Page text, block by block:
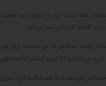
شما است. این به سازمان شما
افتخار کارمندان شما می‌شود.
باشد، هنگامی که می‌خواهند برای
زیرا آن برند را دوست دارند.
خدماتش می‌دهد و به مصرف‌کنندگان، چیزی